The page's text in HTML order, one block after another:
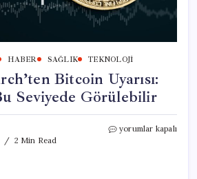
HABER SAĞLIK TEKNOLOJI
Bitcoin Uyarısı:
Seviyede Görülebilir
2 Min Read
Galaxy
yorumlar kapalı